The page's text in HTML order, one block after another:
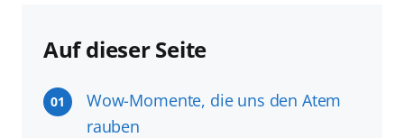
Auf dieser Seite
01
Wow-Momente, die uns den Atem
rauben